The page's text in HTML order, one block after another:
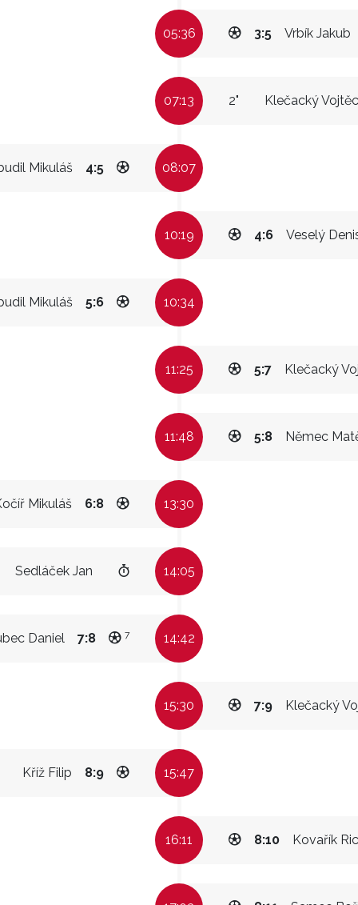
05:36 Vrbík Jakub
3:5
07:13 Klečacký
2"
Mikuláš 4:5 08:07
10:19 Veselý
4:6
Mikuláš 5:6 10:34
11:25 Klečacký
5:7
11:48 Němec
5:8
Mikuláš 6:8 13:30
Sedláček Jan 14:05
Daniel 7:8 7 14:42
15:30 Klečacký
7:9
Kříž Filip 8:9 15:47
16:11 Kovařík
8:10